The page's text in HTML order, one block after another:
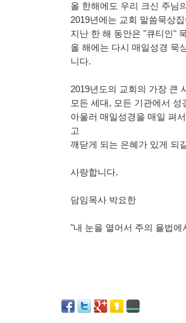
올 한해에도 우리 크신 주님
2019년에는 교회 말씀묵상
지난 한 해 동안은 "큐티인"
올 해에는 다시 매일성경 묵
니다.
2019년도의 교회의 가장 큰
모든 세대, 모든 기관에서
아울러 매일성경을 매일 펴
고
깨닫게 되는 은혜가 있게 되
사랑합니다.
담임목사 박요한 ​
"내 눈을 열어서 주의 율법에